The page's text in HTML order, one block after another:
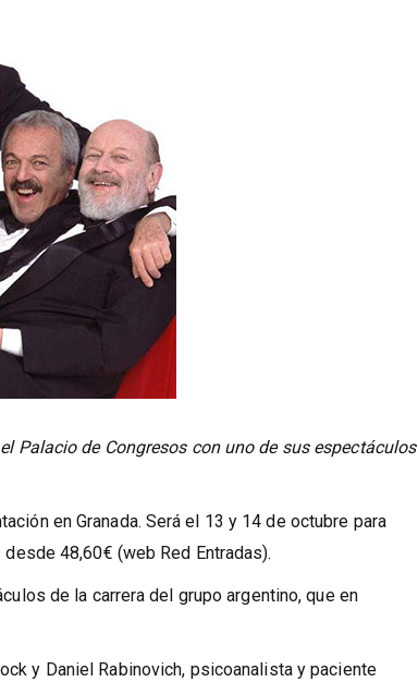
Palacio de Congresos con uno de sus espectáculos
en Granada. Será el 13 y 14 de octubre para
48,60€ (web Red Entradas).
de la carrera del grupo argentino, que en
y Daniel Rabinovich, psicoanalista y paciente